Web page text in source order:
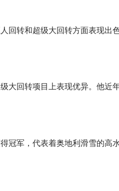
回转和超级大回转方面表现出
大回转项目上表现优异。他近
冠军，代表着奥地利滑雪的高